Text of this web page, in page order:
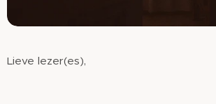
Lieve lezer(es),